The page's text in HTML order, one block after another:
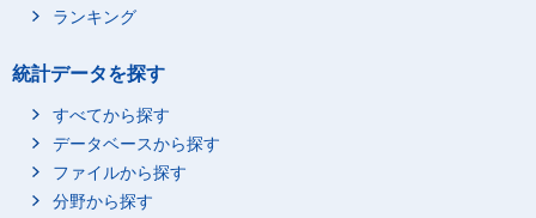
ランキング
統計データを探す
すべてから探す
データベースから探す
ファイルから探す
分野から探す